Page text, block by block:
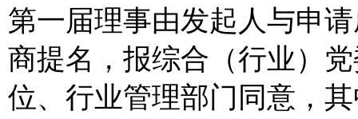
第一届理事由发起人与申
商提名，报综合（行业）
位、行业管理部门同意，